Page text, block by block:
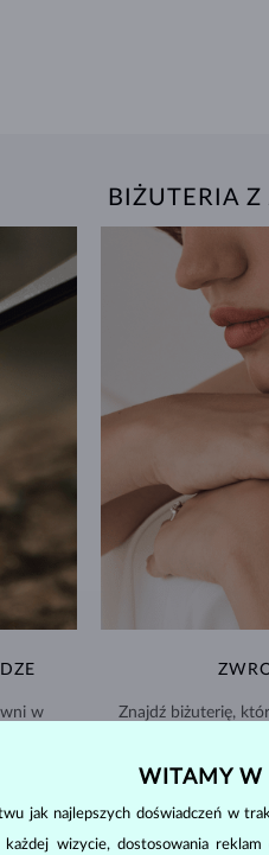
BIŻUTERIA Z
w
Znajdź biżuterię,
WITAMY W
jak najlepszych doświadczeń w
każdej wizycie, dostosowania